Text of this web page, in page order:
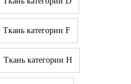
Ткань категории F
Ткань категории H